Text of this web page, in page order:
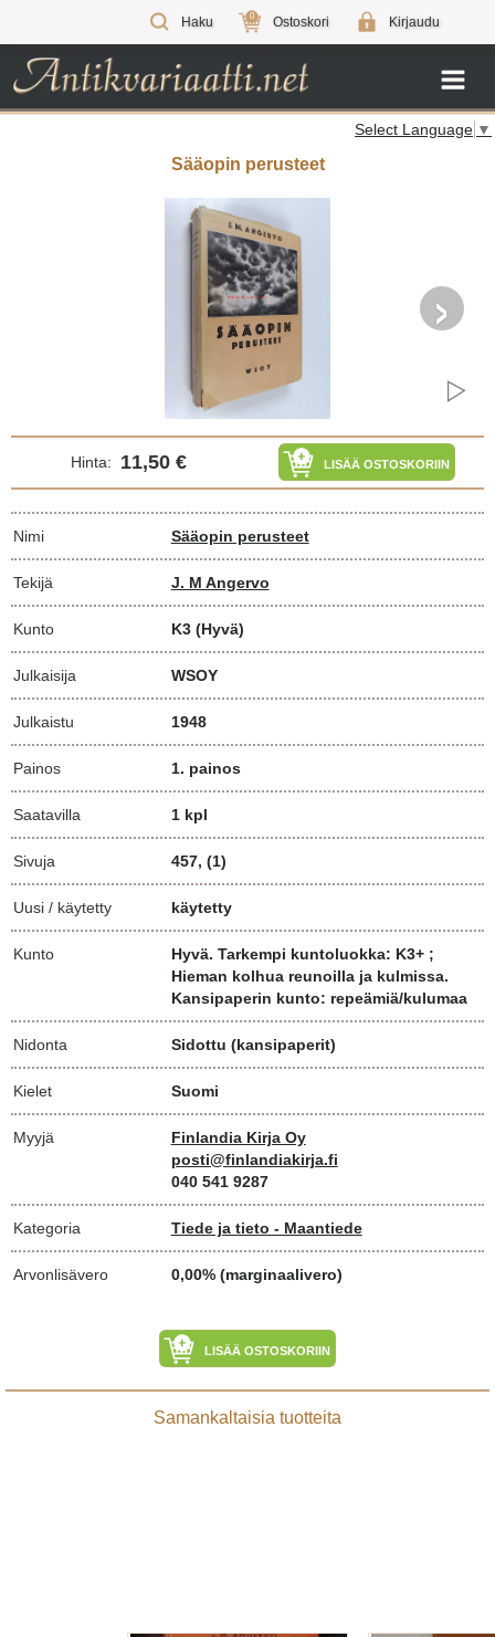
Haku 0 Ostoskori Kirjaudu
Select Language ▼
Sääopin perusteet
›
Hinta: 11,50 € LISÄÄ OSTOSKORIIN
Nimi Sääopin perusteet
Tekijä J. M Angervo
Kunto K3 (Hyvä)
Julkaisija WSOY
Julkaistu 1948
Painos 1. painos
Saatavilla 1 kpl
Sivuja 457, (1)
Uusi / käytetty käytetty
Kunto
Hyvä. Tarkempi kuntoluokka: K3+ ;
Hieman kolhua reunoilla ja kulmissa.
Kansipaperin kunto: repeämiä/kulumaa
Nidonta Sidottu (kansipaperit)
Kielet Suomi
Myyjä
Finlandia Kirja Oy
posti@finlandiakirja.fi
040 541 9287
Kategoria Tiede ja tieto - Maantiede
Arvonlisävero 0,00% (marginaalivero)
LISÄÄ OSTOSKORIIN
Samankaltaisia tuotteita